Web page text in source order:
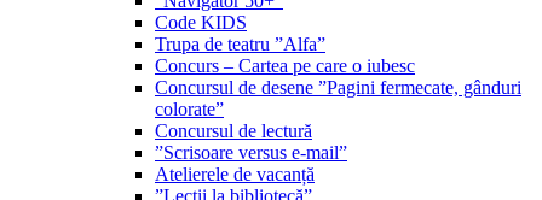
Code KIDS
Trupa de teatru ”Alfa”
Concurs – Cartea pe care o iubesc
Concursul de desene ”Pagini fermecate, gânduri
colorate”
Concursul de lectură
”Scrisoare versus e-mail”
Atelierele de vacanță